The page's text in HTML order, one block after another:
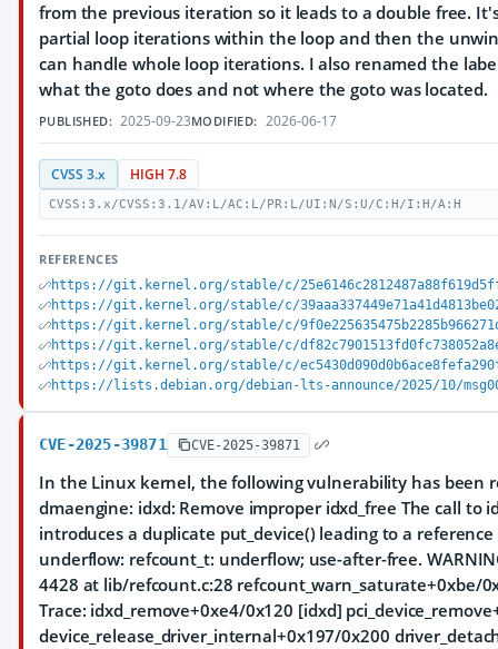
from the previous iteration so it leads to a double free.
partial loop iterations within the loop and then the
can handle whole loop iterations. I also renamed the
what the goto does and not where the goto was located.
PUBLISHED: 2025-09-23MODIFIED: 2026-06-17
CVSS 3.x HIGH 7.8
CVSS:3.x/CVSS:3.1/AV:L/AC:L/PR:L/UI:N/S:U/C:H/I:H/A:H
REFERENCES
https://git.kernel.org/stable/c/
https://git.kernel.org/stable/c/
https://git.kernel.org/stable/c/
https://git.kernel.org/stable/c/
https://git.kernel.org/stable/c/
https://lists.debian.org/debian-lts-announce/2025/10/
CVE-2025-39871 CVE-2025-39871
In the Linux kernel, the following vulnerability has been
dmaengine: idxd: Remove improper idxd_free The call to
introduces a duplicate put_device() leading to a
underflow: refcount_t: underflow; use-after-free.
4428 at lib/refcount.c:28 refcount_warn_saturate+0xbe/
Trace: idxd_remove+0xe4/0x120 [idxd]
device_release_driver_internal+0x197/0x200